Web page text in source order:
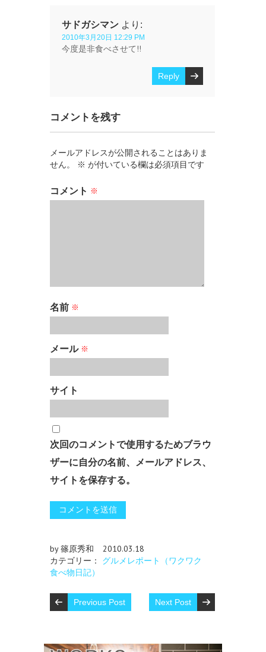
サドガシマン より:
2010年3月20日 12:29 PM
今度是非食べさせて!!
Reply
コメントを残す
メールアドレスが公開されることはありま
せん。
※ が付いている欄は必須項目です
コメント ※
名前 ※
メール ※
サイト
次回のコメントで使用するためブラウ
ザーに自分の名前、メールアドレス、
サイトを保存する。
by 篠原秀和
2010.03.18
カテゴリー： グルメレポート（ワクワク
食べ物日記）
Previous Post Next Post